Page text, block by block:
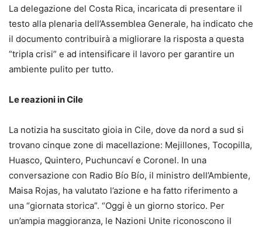
La delegazione del Costa Rica, incaricata di presentare il
testo alla plenaria dell’Assemblea Generale, ha indicato che
il documento contribuirà a migliorare la risposta a questa
“tripla crisi” e ad intensificare il lavoro per garantire un
ambiente pulito per tutto.
Le reazioni in Cile
La notizia ha suscitato gioia in Cile, dove da nord a sud si
trovano cinque zone di macellazione: Mejillones, Tocopilla,
Huasco, Quintero, Puchuncaví e Coronel. In una
conversazione con Radio Bío Bío, il ministro dell’Ambiente,
Maisa Rojas, ha valutato l’azione e ha fatto riferimento a
una “giornata storica”. “Oggi è un giorno storico. Per
un’ampia maggioranza, le Nazioni Unite riconoscono il